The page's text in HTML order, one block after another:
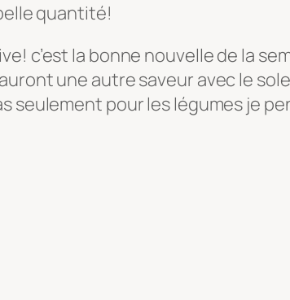
quantité!
c’est la bonne nouvelle de la
une autre saveur avec le
seulement pour les légumes je